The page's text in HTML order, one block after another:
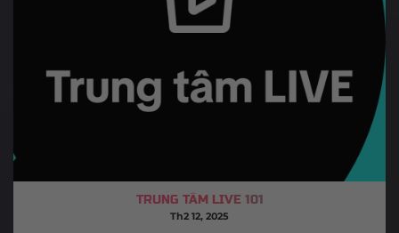
TRUNG TÂM LIVE 101
Th2 12, 2025